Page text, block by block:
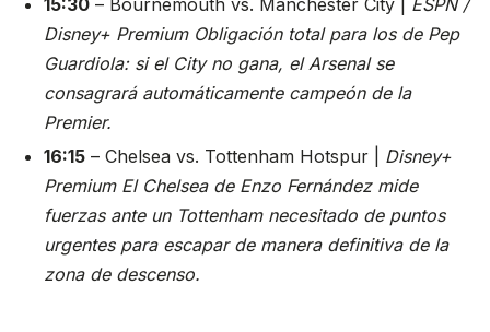
15:30 – Bournemouth vs. Manchester City | ESPN /
Disney+ Premium Obligación total para los de Pep
Guardiola: si el City no gana, el Arsenal se
consagrará automáticamente campeón de la
Premier.
16:15 – Chelsea vs. Tottenham Hotspur | Disney+
Premium El Chelsea de Enzo Fernández mide
fuerzas ante un Tottenham necesitado de puntos
urgentes para escapar de manera definitiva de la
zona de descenso.